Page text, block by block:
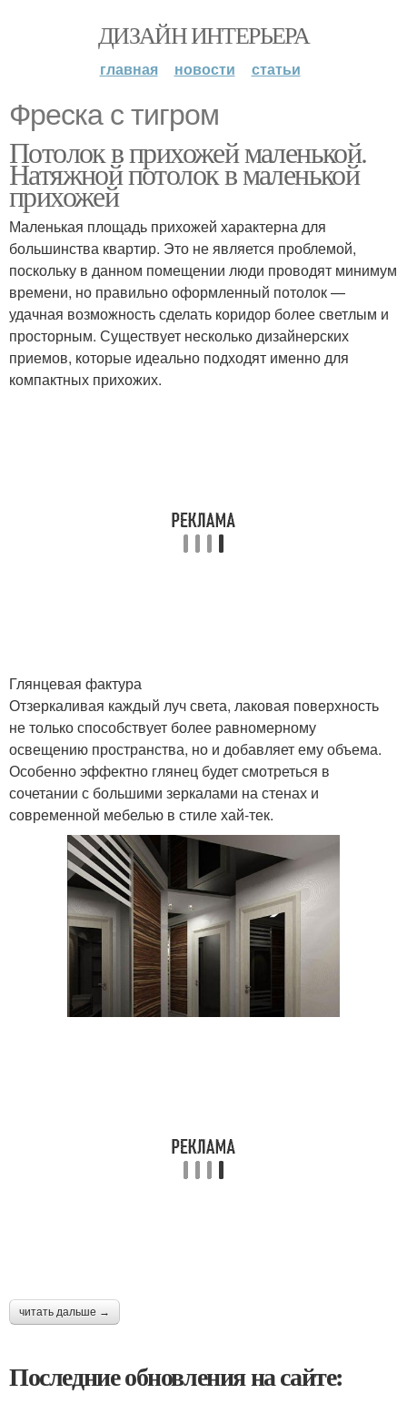
ДИЗАЙН ИНТЕРЬЕРА
главная новости статьи
Фреска с тигром
Потолок в прихожей маленькой.
Натяжной потолок в маленькой
прихожей
Маленькая площадь прихожей характерна для
большинства квартир. Это не является проблемой,
поскольку в данном помещении люди проводят минимум
времени, но правильно оформленный потолок —
удачная возможность сделать коридор более светлым и
просторным. Существует несколько дизайнерских
приемов, которые идеально подходят именно для
компактных прихожих.
Глянцевая фактура
Отзеркаливая каждый луч света, лаковая поверхность
не только способствует более равномерному
освещению пространства, но и добавляет ему объема.
Особенно эффектно глянец будет смотреться в
сочетании с большими зеркалами на стенах и
современной мебелью в стиле хай-тек.
читать дальше →
Последние обновления на сайте: